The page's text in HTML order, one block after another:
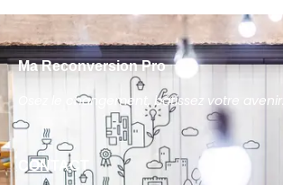
Ma Reconversion Pro
Osez le changement, bâtissez votre avenir.
CONTACT